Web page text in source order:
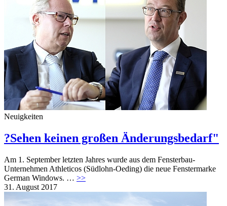
Neuigkeiten
?Sehen keinen großen Änderungsbedarf"
Am 1. September letzten Jahres wurde aus dem Fensterbau-
Unternehmen Athleticos (Südlohn-Oeding) die neue Fenstermarke
German Windows. … >>
31. August 2017